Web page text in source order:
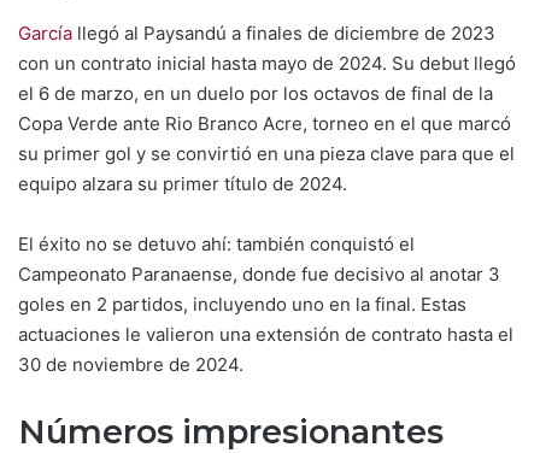
García llegó al Paysandú a finales de diciembre de 2023
con un contrato inicial hasta mayo de 2024. Su debut llegó
el 6 de marzo, en un duelo por los octavos de final de la
Copa Verde ante Rio Branco Acre, torneo en el que marcó
su primer gol y se convirtió en una pieza clave para que el
equipo alzara su primer título de 2024.
El éxito no se detuvo ahí: también conquistó el
Campeonato Paranaense, donde fue decisivo al anotar 3
goles en 2 partidos, incluyendo uno en la final. Estas
actuaciones le valieron una extensión de contrato hasta el
30 de noviembre de 2024.
Números impresionantes